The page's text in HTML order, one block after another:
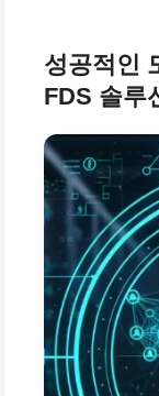
성공적인
FDS 솔루